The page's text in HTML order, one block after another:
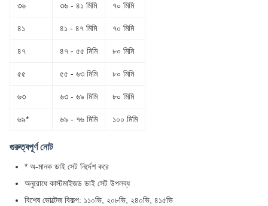
৩৬ ৩৬ - ৪১ মিমি ৭০ মিমি
৪১ ৪১ - ৪৭ মিমি ৭০ মিমি
৪৭ ৪৭ - ৫৫ মিমি ৮০ মিমি
৫৫ ৫৫ - ৬৩ মিমি ৮০ মিমি
৬৩ ৬৩ - ৬৯ মিমি ৮০ মিমি
৬৯* ৬৯ - ৭৬ মিমি ১০০ মিমি
গুরুত্বপূর্ণ নোট
* অ-মানক ডাই সেট নির্দেশ করে
অনুরোধে কাস্টমাইজড ডাই সেট উপলব্ধ
বিশেষ ভোল্টেজ বিকল্প: ১১০ভি, ২০৮ভি, ২৪০ভি, ৪১৫ভি